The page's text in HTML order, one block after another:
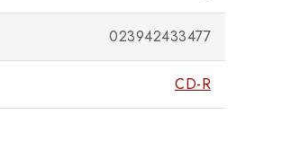
023942433477
CD-R